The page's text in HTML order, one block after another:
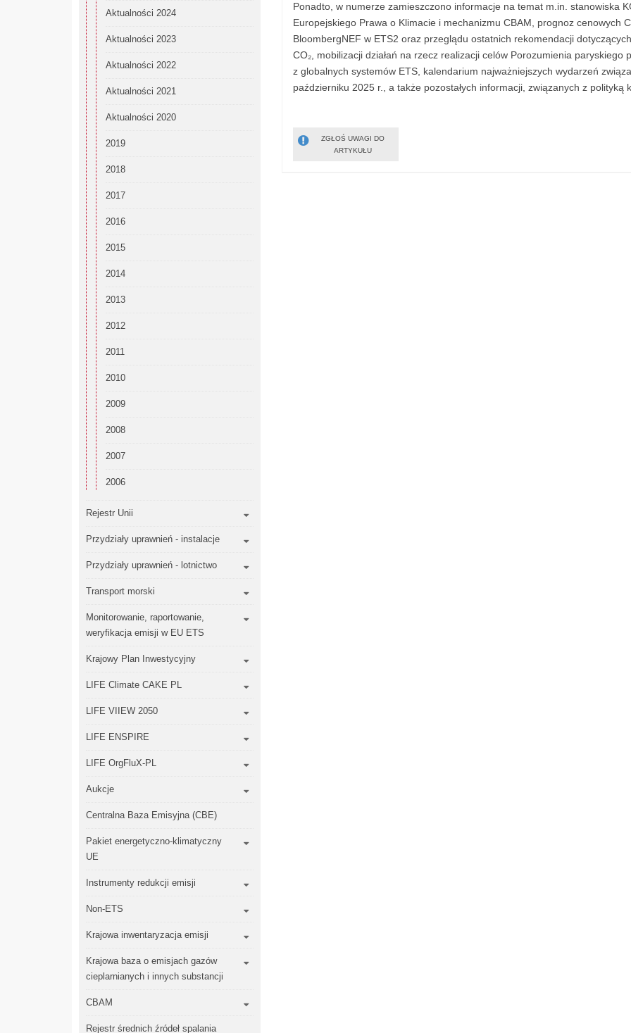
Aktualności 2024
Aktualności 2023
Aktualności 2022
Aktualności 2021
Aktualności 2020
2019
2018
2017
2016
2015
2014
2013
2012
2011
2010
2009
2008
2007
2006
Rejestr Unii
Przydziały uprawnień - instalacje
Przydziały uprawnień - lotnictwo
Transport morski
Monitorowanie, raportowanie,
weryfikacja emisji w EU ETS
Krajowy Plan Inwestycyjny
LIFE Climate CAKE PL
LIFE VIIEW 2050
LIFE ENSPIRE
LIFE OrgFluX-PL
Aukcje
Centralna Baza Emisyjna (CBE)
Pakiet energetyczno-klimatyczny
UE
Instrumenty redukcji emisji
Non-ETS
Krajowa inwentaryzacja emisji
Krajowa baza o emisjach gazów
cieplarnianych i innych substancji
CBAM
Rejestr średnich źródeł spalania
Ponadto, w numerze zamieszczono informacje na temat m.in. stanowiska
Europejskiego Prawa o Klimacie i mechanizmu CBAM, prognoz cenowych
BloombergNEF w ETS2 oraz przeglądu ostatnich rekomendacji
CO₂, mobilizacji działań na rzecz realizacji celów Porozumienia
z globalnych systemów ETS, kalendarium najważniejszych wydarzeń
październiku 2025 r., a także pozostałych informacji, związanych z polityką
ZGŁOŚ UWAGI DO
ARTYKUŁU